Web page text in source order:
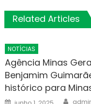
Related Articles
NOTÍCIAS
Agência Minas
Benjamim
histórico para
Posted